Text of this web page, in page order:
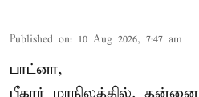
Published on: 10 Aug 2026, 7:47 am
பாட்னா,